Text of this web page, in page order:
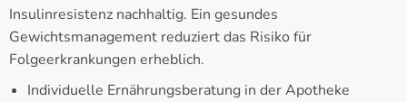
Insulinresistenz nachhaltig. Ein gesundes
Gewichtsmanagement reduziert das Risiko für
Folgeerkrankungen erheblich.
Individuelle Ernährungsberatung in der Apotheke